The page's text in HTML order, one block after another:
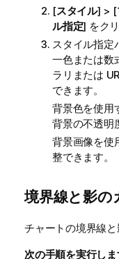
[スタイル] > [
ル指定] をク
スタイル指定
一色または数
ラリまたは
できます。
背景色を使用
背景の不透明
背景画像を使
整できます。
境界線と影の
チャートの境界線と
次の手順を実行しま